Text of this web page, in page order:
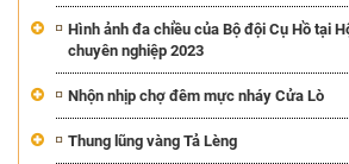
Hình ảnh đa chiều của Bộ đội Cụ Hồ tại
chuyên nghiệp 2023
Nhộn nhịp chợ đêm mực nháy Cửa Lò
Thung lũng vàng Tả Lèng